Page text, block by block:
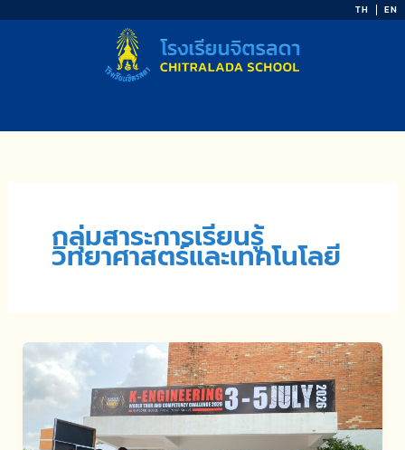
TH EN
กลุ่มสาระการเรียนรู้
วิทยาศาสตร์และเทคโนโลยี